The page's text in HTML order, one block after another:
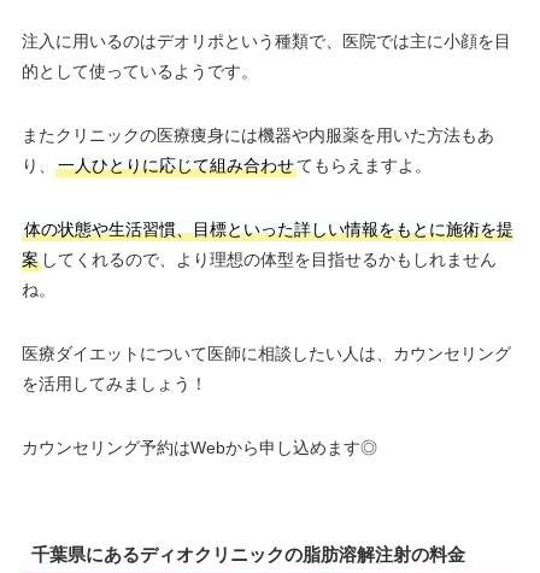
注入に用いるのはデオリポという種類で、医院では主に小顔を目
的として使っているようです。
またクリニックの医療痩身には機器や内服薬を用いた方法もあ
り、
一人ひとりに応じて組み合わせてもらえますよ。
体の状態や生活習慣、目標といった詳しい情報をもとに施術を提
案してくれるので、より理想の体型を目指せるかもしれません
ね。
医療ダイエットについて医師に相談したい人は、カウンセリング
を活用してみましょう！
カウンセリング予約はWebから申し込めます◎
千葉県にあるディオクリニックの脂肪溶解注射の料金